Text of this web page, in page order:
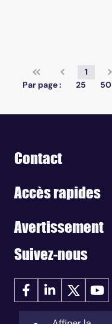
1
Par page :
25 50
Contact
Accès rapides
Avertissement
Suivez-nous